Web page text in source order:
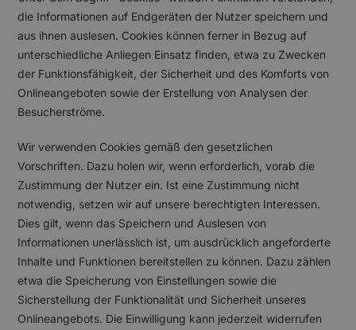
die Informationen auf Endgeräten der Nutzer speichern und
aus ihnen auslesen. Cookies können ferner in Bezug auf
unterschiedliche Anliegen Einsatz finden, etwa zu Zwecken
der Funktionsfähigkeit, der Sicherheit und des Komforts von
Onlineangeboten sowie der Erstellung von Analysen der
Besucherströme.
Wir verwenden Cookies gemäß den gesetzlichen
Vorschriften. Dazu holen wir, wenn erforderlich, vorab die
Zustimmung der Nutzer ein. Ist eine Zustimmung nicht
notwendig, setzen wir auf unsere berechtigten Interessen.
Dies gilt, wenn das Speichern und Auslesen von
Informationen unerlässlich ist, um ausdrücklich angeforderte
Inhalte und Funktionen bereitstellen zu können. Dazu zählen
etwa die Speicherung von Einstellungen sowie die
Sicherstellung der Funktionalität und Sicherheit unseres
Onlineangebots. Die Einwilligung kann jederzeit widerrufen